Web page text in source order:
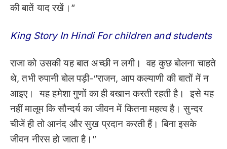
की बातें याद रखें।”
King Story In Hindi For children and students
राजा को उसकी यह बात अच्छी न लगी। वह कुछ बोलना चाहते
थे, तभी रुपानी बोल पड़ी-“राजन, आप कल्याणी की बातों में न
आइए। यह हमेशा गुणों का ही बखान करती रहती है। इसे यह
नहीं मालूम कि सौन्दर्य का जीवन में कितना महत्व है। सुन्दर
चीजें ही तो आनंद और सुख प्रदान करती हैं। बिना इसके
जीवन नीरस हो जाता है।”